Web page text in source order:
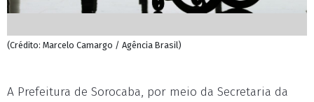
(Crédito: Marcelo Camargo / Agência Brasil)
A Prefeitura de Sorocaba, por meio da Secretaria da